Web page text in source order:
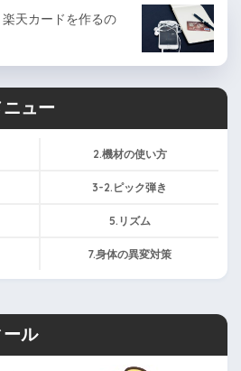
天カードを作るの
ュー
2.機材の使い方
3-2.ピック弾き
5.リズム
7.身体の異変対策
ル